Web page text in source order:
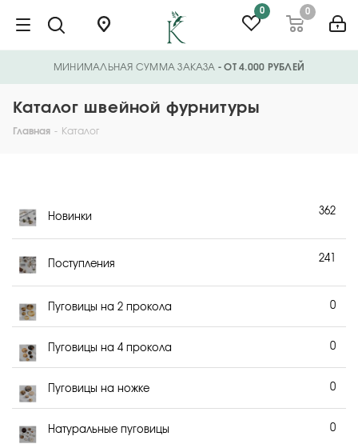
0 0
МИНИМАЛЬНАЯ СУММА ЗАКАЗА - ОТ 4.000 РУБЛЕЙ
Каталог швейной фурнитуры
Главная - Каталог
Новинки
362
Поступления
241
Пуговицы на 2 прокола 0
Пуговицы на 4 прокола 0
Пуговицы на ножке 0
Натуральные пуговицы 0